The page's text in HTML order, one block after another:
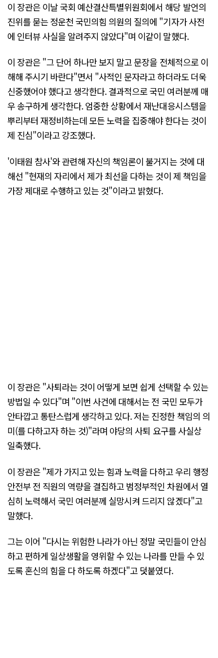
이 장관은 이날 국회 예산결산특별위원회에서 해당 발언의
진위를 묻는 정운천 국민의힘 의원의 질의에 "기자가 사전
에 인터뷰 사실을 알려주지 않았다"며 이같이 말했다.
이 장관은 "그 단어 하나만 보지 말고 문장을 전체적으로 이
해해 주시기 바란다"면서 "사적인 문자라고 하더라도 더욱
신중했어야 했다고 생각한다. 결과적으로 국민 여러분께 매
우 송구하게 생각한다. 엄중한 상황에서 재난대응시스템을
뿌리부터 재정비하는데 모든 노력을 집중해야 한다는 것이
제 진심"이라고 강조했다.
'이태원 참사'와 관련해 자신의 책임론이 불거지는 것에 대
해선 "현재의 자리에서 제가 최선을 다하는 것이 제 책임을
가장 제대로 수행하고 있는 것"이라고 밝혔다.
이 장관은 "사퇴라는 것이 어떻게 보면 쉽게 선택할 수 있는
방법일 수 있다"며 "이번 사건에 대해서는 전 국민 모두가
안타깝고 통탄스럽게 생각하고 있다. 저는 진정한 책임의 의
미(를 다하고자 하는 것)"라며 야당의 사퇴 요구를 사실상
일축했다.
이 장관은 "제가 가지고 있는 힘과 노력을 다하고 우리 행정
안전부 전 직원의 역량을 결집하고 범정부적인 차원에서 열
심히 노력해서 국민 여러분께 실망시켜 드리지 않겠다"고
말했다.
그는 이어 "다시는 위험한 나라가 아닌 정말 국민들이 안심
하고 편하게 일상생활을 영위할 수 있는 나라를 만들 수 있
도록 혼신의 힘을 다 하도록 하겠다"고 덧붙였다.